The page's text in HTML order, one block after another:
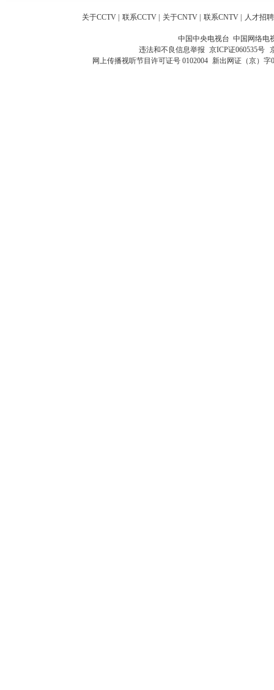
关于CCTV | 联系CCTV | 关于CNTV | 联系CNTV | 人才招聘
中国中央电视台 中国网络电
违法和不良信息举报 京ICP证060535号
网上传播视听节目许可证号 0102004 新出网证（京）